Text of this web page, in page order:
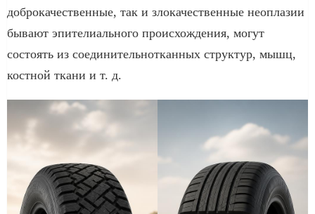
доброкачественные, так и злокачественные неоплазии
бывают эпителиального происхождения, могут
состоять из соединительнотканных структур, мышц,
костной ткани и т. д.